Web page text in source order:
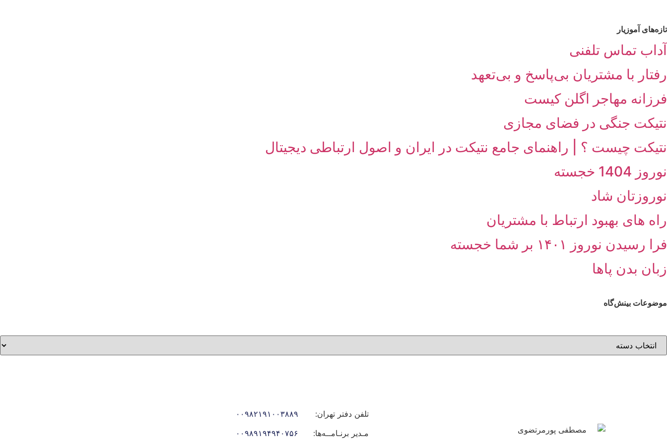
تازه‌های آموزیار
آداب تماس تلفنی
رفتار با مشتریان بی‌پاسخ و بی‌تعهد
فرزانه مهاجر اگلن کیست
نتیکت جنگی در فضای مجازی
نتیکت چیست ؟ | راهنمای جامع نتیکت در ایران و اصول ارتباطی دیجیتال
نوروز 1404 خجسته
نوروزتان شاد
راه های بهبود ارتباط با مشتریان
فرا رسیدن نوروز ۱۴۰۱ بر شما خجسته
زبان بدن پاها
موضوعات بینش‌گاه
تلفن دفتر تهران:
۰۰۹۸۲۱۹۱۰۰۳۸۸۹
مـدیر برنـامــه‌ها:
۰۰۹۸۹۱۹۴۹۴۰۷۵۶